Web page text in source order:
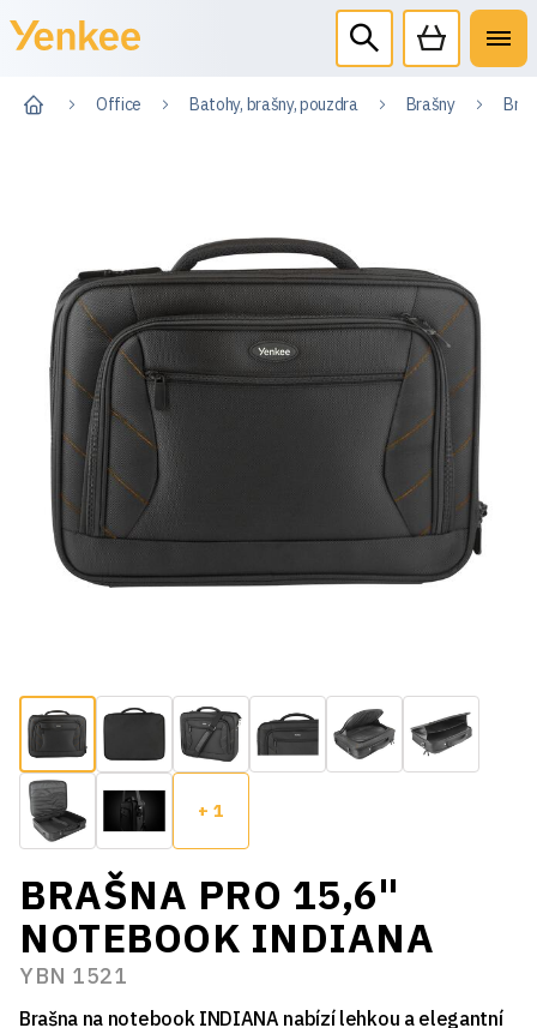
Office Batohy, brašny, pouzdra Brašny
+ 1
BRAŠNA PRO 15,6"
NOTEBOOK INDIANA
YBN 1521
Brašna na notebook INDIANA nabízí lehkou a elegantní